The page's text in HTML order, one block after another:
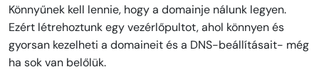
Könnyűnek kell lennie, hogy a domainje nálunk legyen.
Ezért létrehoztunk egy vezérlőpultot, ahol könnyen és
gyorsan kezelheti a domaineit és a DNS-beállításait- még
ha sok van belőlük.